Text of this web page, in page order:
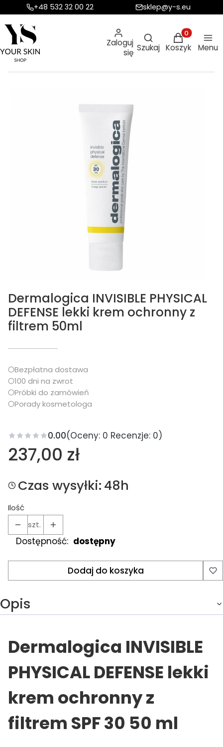
+48 532 32 00 22 sklep@y-s.eu
Zaloguj
się
Otwórz
Szukaj
Produkty w
Koszyk Menu
Dermalogica INVISIBLE PHYSICAL
DEFENSE lekki krem ochronny z
filtrem 50ml
Bezpłatna dostawa
100 dni na zwrot
Próbki do zamówień
Porady kosmetologa
0.00(Oceny: 0 Recenzje: 0)
Cena
237,00 zł
Czas wysyłki:48h
Ilość
szt.
Dostępność: dostępny
Dodaj do koszyka
Opis
Dermalogica INVISIBLE
PHYSICAL DEFENSE lekki
krem ochronny z
filtrem SPF 30 50 ml